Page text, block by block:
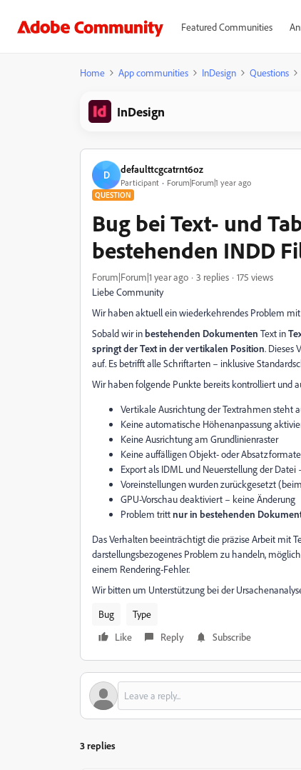
Featured Communities
Home App communities InDesign Questions
InDesign
D defaulttcgcatrnt6oz
Participant Forum|Forum|1 year ago
QUESTION
Bug bei Text- und
bestehenden INDD
Forum|Forum|1 year ago 3 replies
175 views
Liebe Community
Wir haben aktuell ein wiederkehrendes Problem
Sobald wir inbestehenden Dokumenten Text in
springt der Text in der vertikalen Position. Dieses
auf. Es betrifft alle Schriftarten – inklusive
Wir haben folgende Punkte bereits kontrolliert und
Vertikale Ausrichtung der Textrahmen steht
Keine automatische Höhenanpassung
Keine Ausrichtung am Grundlinienraster
Keine auffälligen Objekt- oder
Export als IDML und Neuerstellung der
Voreinstellungen wurden zurückgesetzt
GPU-Vorschau deaktiviert – keine Änderung
Problem trittnur in bestehenden
Das Verhalten beeinträchtigt die präzise Arbeit mit
darstellungsbezogenes Problem zu handeln,
einem Rendering-Fehler.
Wir bitten um Unterstützung bei der
Bug
Type
Like
Reply Subscribe
3 replies